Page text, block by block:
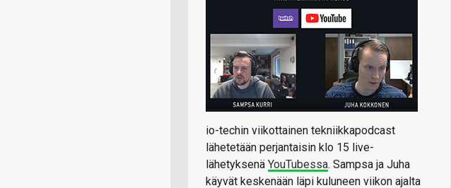
io-techin viikottainen tekniikkapodcast
lähetetään perjantaisin klo 15 live-
lähetyksenä YouTubessa. Sampsa ja Juha
käyvät keskenään läpi kuluneen viikon ajalta